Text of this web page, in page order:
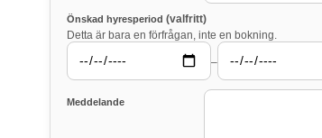
Önskad hyresperiod (valfritt)
Detta är bara en förfrågan, inte en bokning.
–
Meddelande